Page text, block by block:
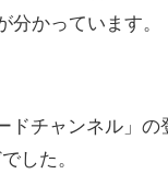
分かっています。
ドチャンネル 」の
した。